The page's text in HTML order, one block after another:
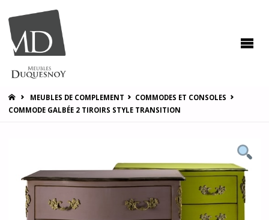
HOMEMEUBLES DE COMPLEMENT
COMMODES ET CONSOLES
COMMODE GALBÉE 2 TIROIRS STYLE TRANSITION